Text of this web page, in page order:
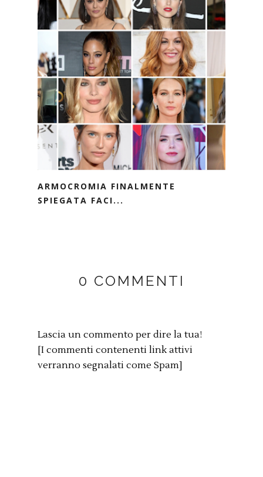
ARMOCROMIA FINALMENTE
SPIEGATA FACI...
0 COMMENTI
Lascia un commento per dire la tua!
[I commenti contenenti link attivi
verranno segnalati come Spam]